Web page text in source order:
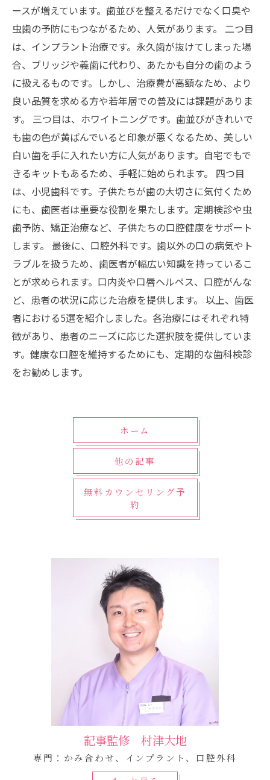
ースが増えています。歯並びを整えるだけでなく口臭や
虫歯の予防にもつながるため、人気があります。 二つ目
は、インプラント治療です。永久歯が抜けてしまった場
合、ブリッジや義歯に代わり、あたかも自分の歯のよう
に扱えるものです。しかし、治療費が高額なため、より
良い品質を求める方や若年層での普及には課題がありま
す。 三つ目は、ホワイトニングです。歯並びがきれいで
も歯の色が黄ばんでいると印象が悪くなるため、美しい
白い歯を手に入れたい方に人気があります。自宅でもで
きるキットもあるため、手軽に始められます。 四つ目
は、小児歯科です。子供たちが歯の大切さに気付くため
にも、歯医者は重要な役割を果たします。定期検診や虫
歯予防、矯正治療など、子供たちの口腔健康をサポート
します。 最後に、口腔外科です。歯以外の口の病気やト
ラブルを扱うため、歯医者が幅広い知識を持っているこ
とが求められます。口内炎や口唇ヘルペス、口腔がんな
ど、患者の状況に応じた治療を提供します。 以上、歯医
者における5選を紹介しました。各治療にはそれぞれ特
徴があり、患者のニーズに応じた選択肢を提供していま
す。健康な口腔を維持するためにも、定期的な歯科検診
をお勧めします。
ホーム
他の記事
無料カウンセリング予
約
記事監修 村津大地
専門：かみ合わせ、インプラント、口腔外科